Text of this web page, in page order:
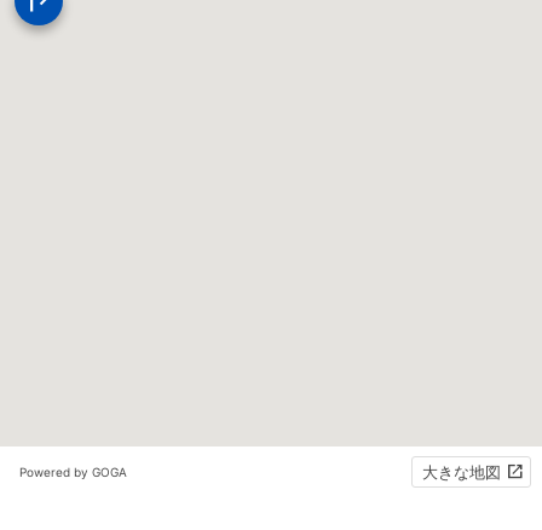
Powered by GOGA 大きな地図